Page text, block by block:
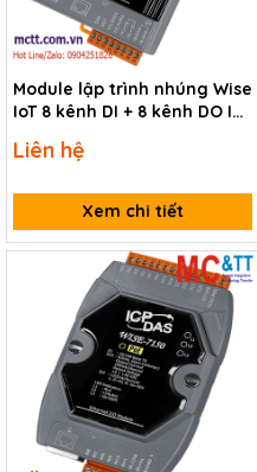
Module lập trình nhúng Wise
IoT 8 kênh DI + 8 kênh DO ICP
Liên hệ
Xem chi tiết